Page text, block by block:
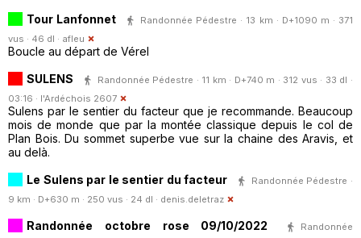
Tour Lanfonnet
Randonnée Pédestre · 13 km · D+1090 m · 371
vus · 46 dl · afleu
Boucle au départ de Vérel
SULENS
Randonnée Pédestre · 11 km · D+740 m · 312 vus · 33 dl ·
03:16 · l'Ardéchois 2607
Sulens par le sentier du facteur que je recommande. Beaucoup
mois de monde que par la montée classique depuis le col de
Plan Bois. Du sommet superbe vue sur la chaine des Aravis, et
au delà.
Le Sulens par le sentier du facteur
Randonnée Pédestre ·
9 km · D+630 m · 250 vus · 24 dl · denis.deletraz
Randonnée octobre rose 09/10/2022
Randonnée